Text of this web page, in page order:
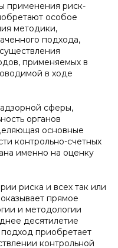
применения риск-
особое
методики,
подхода,
применяемых в
в ходе
сферы,
органов
основные
контрольно-счетных
именно на оценку
риска и всех так или
прямое
и методологии
десятилетие
приобретает
контрольной